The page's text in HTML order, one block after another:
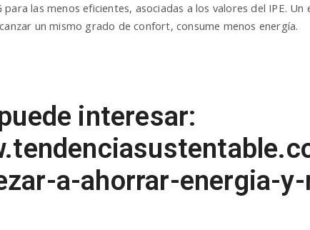
las menos eficientes, asociadas a los valores del IPE. Un
un mismo grado de confort, consume menos energía.
interesar:
a-ahorrar-energia-